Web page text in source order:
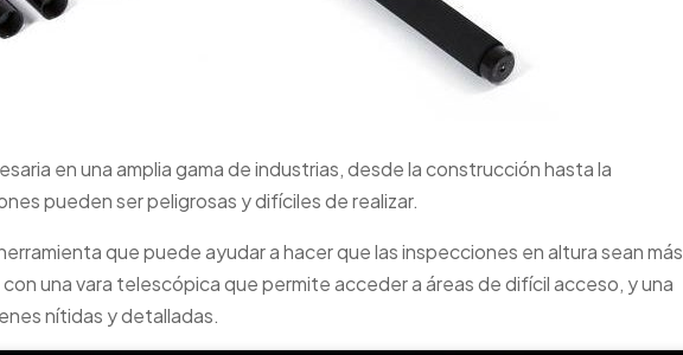
en una amplia gama de industrias, desde la construcción hasta la
pueden ser peligrosas y difíciles de realizar.
que puede ayudar a hacer que las inspecciones en altura sean más
una vara telescópica que permite acceder a áreas de difícil acceso, y una
nítidas y detalladas.